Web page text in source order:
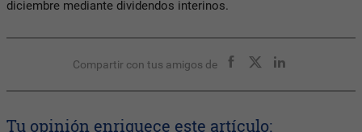
diciembre mediante dividendos interinos.
Compartir con tus amigos de
Tu opinión enriquece este artículo: